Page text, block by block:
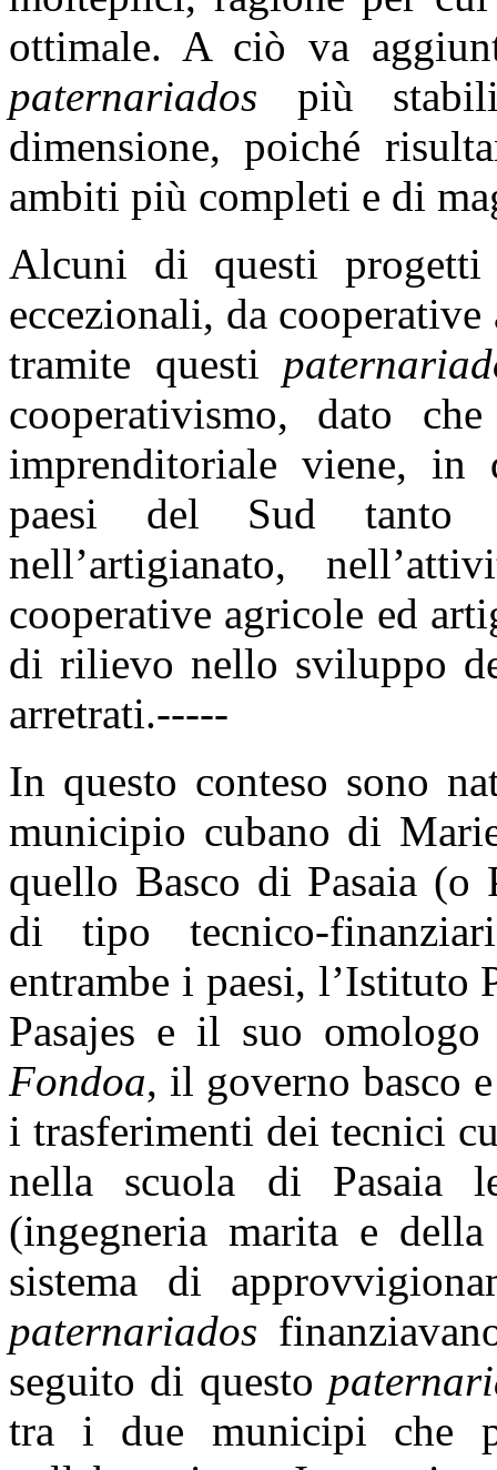
ottimale. A ciò va
paternariados più
dimensione, poiché
ambiti più completi e di
Alcuni di questi
eccezionali, da
tramite questi
cooperativismo, dato
imprenditoriale viene, in
paesi del Sud tanto
nell’artigianato,
cooperative agricole ed
di rilievo nello sviluppo
arretrati.-----
In questo conteso sono
municipio cubano di
quello Basco di Pasaia (o
di tipo tecnico-
entrambe i paesi, l’Istituto
Pasajes e il suo
Fondoa, il governo basco
i trasferimenti dei tecnici
nella scuola di Pasaia
(ingegneria marita e
sistema di
paternariados
seguito di questo
tra i due municipi che